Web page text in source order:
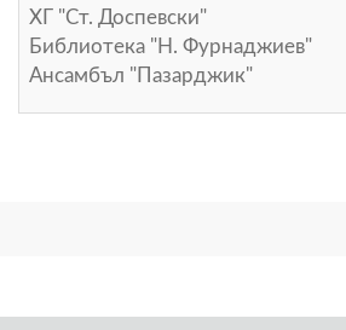
ХГ "Ст. Доспевски"
Библиотека "Н. Фурнаджиев"
Ансамбъл "Пазарджик"